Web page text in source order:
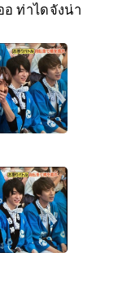
อ ท่าไดจังน่า